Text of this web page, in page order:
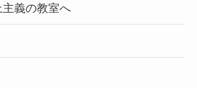
主義の教室へ